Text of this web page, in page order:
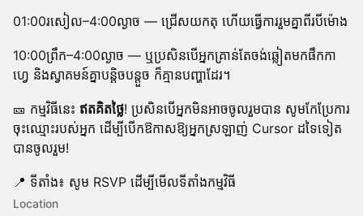
01:00រសៀល–4:00ល្ងាច — ជ្រើសយកតុ ហើយធ្វើការរួមគ្នាពីរបីម៉ោង
10:00ព្រឹក–4:00ល្ងាច — ឬប្រសិនបើអ្នកគ្រាន់តែចង់ឆ្លៀតមកផឹកកា
ហ្វេ និងស្វាគមន៍គ្នាបន្តិចបន្តួច ក៏គ្មានបញ្ហាដែរ។
🎫 កម្មវិធីនេះ ឥតគិតថ្លៃ! ប្រសិនបើអ្នកមិនអាចចូលរួមបាន សូមកែប្រែការ
ចុះឈ្មោះរបស់អ្នក ដើម្បីបើកឱកាសឱ្យអ្នកស្រឡាញ់ Cursor ដទៃទៀត
បានចូលរួម!
📍 ទីតាំង៖ សូម RSVP ដើម្បីមើលទីតាំងកម្មវិធី
Location